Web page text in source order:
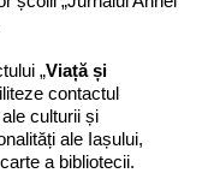
„Viață și
contactul
culturii și
ale Iașului,
a bibliotecii.